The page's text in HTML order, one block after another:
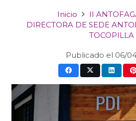
Inicio
II
DIRECTORA DE SEDE
TOCOPILLA
Publicado el 06/